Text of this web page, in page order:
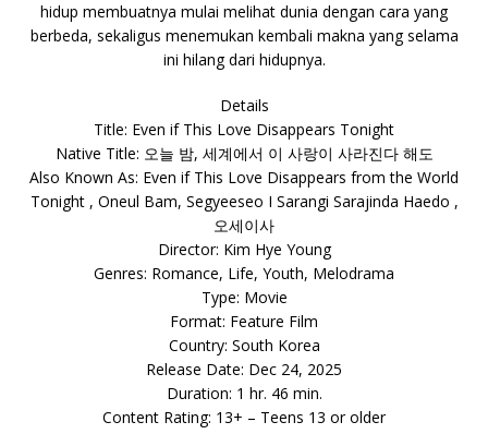
hidup membuatnya mulai melihat dunia dengan cara yang
berbeda, sekaligus menemukan kembali makna yang selama
ini hilang dari hidupnya.
Details
Title: Even if This Love Disappears Tonight
Native Title: 오늘 밤, 세계에서 이 사랑이 사라진다 해도
Also Known As: Even if This Love Disappears from the World
Tonight , Oneul Bam, Segyeeseo I Sarangi Sarajinda Haedo ,
오세이사
Director: Kim Hye Young
Genres: Romance, Life, Youth, Melodrama
Type: Movie
Format: Feature Film
Country: South Korea
Release Date: Dec 24, 2025
Duration: 1 hr. 46 min.
Content Rating: 13+ – Teens 13 or older